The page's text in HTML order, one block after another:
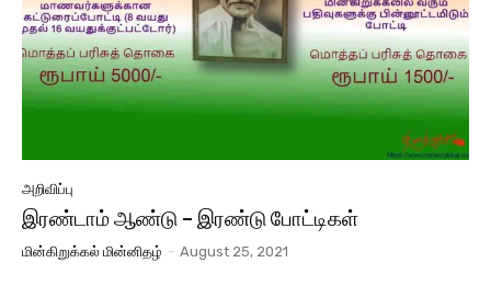
அறிவிப்பு
இரண்டாம் ஆண்டு – இரண்டு போட்டிகள்
மின்கிறுக்கல் மின்னிதழ் - August 25, 2021